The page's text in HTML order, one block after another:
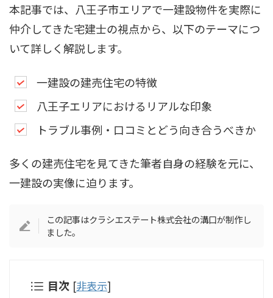
本記事では、八王子市エリアで一建設物件を実際に
仲介してきた宅建士の視点から、以下のテーマにつ
いて詳しく解説します。
一建設の建売住宅の特徴
八王子エリアにおけるリアルな印象
トラブル事例・口コミとどう向き合うべきか
多くの建売住宅を見てきた筆者自身の経験を元に、
一建設の実像に迫ります。
この記事はクラシエステート株式会社の溝口が制作し
ました。
目次 [非表示]